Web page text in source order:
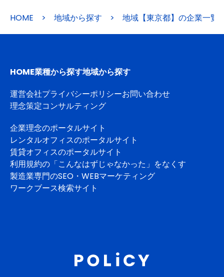
HOME > 地域から探す > 地域【東京都】の企業一覧
HOME業種から探す地域から探す
運営会社プライバシーポリシーお問い合わせ
理念策定コンサルティング
企業理念のポータルサイト
レンタルオフィスのポータルサイト
賃貸オフィスのポータルサイト
利用規約の「こんなはずじゃなかった」をなくす
製造業専門のSEO・WEBマーケティング
ワークブース検索サイト